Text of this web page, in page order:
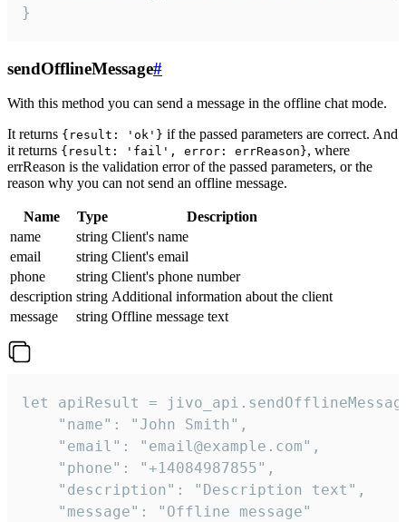
}
sendOfflineMessage#
With this method you can send a message in the offline chat mode.
It returns {result: 'ok'} if the passed parameters are correct. And
it returns {result: 'fail', error: errReason}, where
errReason is the validation error of the passed parameters, or the
reason why you can not send an offline message.
Name Type
Description
name
string Client's name
email
string Client's email
phone
string Client's phone number
description string Additional information about the client
message
string Offline message text
let apiResult =
    "name": "John Smith",
    "email": "email@example.com",
    "phone": "+14084987855",
    "description": "Description text",
    "message": "Offline message"